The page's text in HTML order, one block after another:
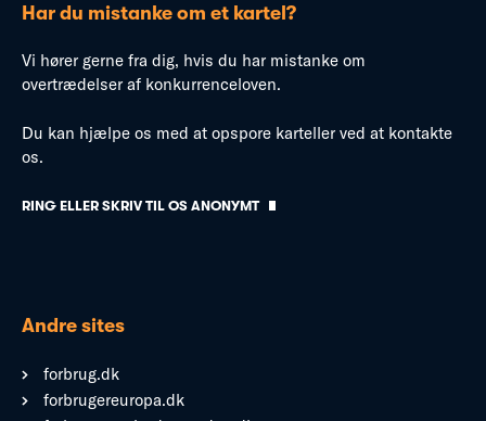
Har du mistanke om et kartel?
Vi hører gerne fra dig, hvis du har mistanke om
overtrædelser af konkurrenceloven.
Du kan hjælpe os med at opspore karteller ved at kontakte
os.
RING ELLER SKRIV TIL OS ANONYMT
Andre sites
forbrug.dk
forbrugereuropa.dk